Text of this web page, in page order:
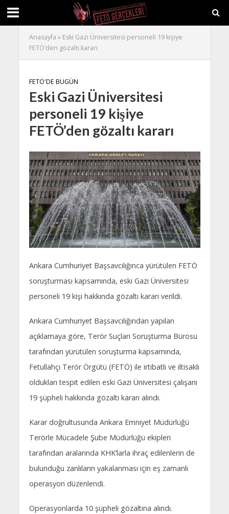
Anasayfa » Eski Gazi Üniversitesi personeli 19 kişiye
FETÖ’den gözaltı kararı
FETÖ'DE BUGÜN
Eski Gazi Üniversitesi
personeli 19 kişiye
FETÖ’den gözaltı kararı
Ankara Cumhuriyet Başsavcılığınca yürütülen FETÖ
soruşturması kapsamında, eski Gazi Üniversitesi
personeli 19 kişi hakkında gözaltı kararı verildi.
Ankara Cumhuriyet Başsavcılığından yapılan
açıklamaya göre, Terör Suçları Soruşturma Bürosu
tarafından yürütülen soruşturma kapsamında,
Fetullahçı Terör Örgütü (FETÖ) ile irtibatlı ve iltisaklı
oldukları tespit edilen eski Gazi Üniversitesi çalışanı
19 şüpheli hakkında gözaltı kararı alındı.
Karar doğrultusunda Ankara Emniyet Müdürlüğü
Terörle Mücadele Şube Müdürlüğü ekipleri
tarafından aralarında KHK’larla ihraç edilenlerin de
bulunduğu zanlıların yakalanması için eş zamanlı
operasyon düzenlendi.
Operasyonlarda 10 şüpheli gözaltına alındı.